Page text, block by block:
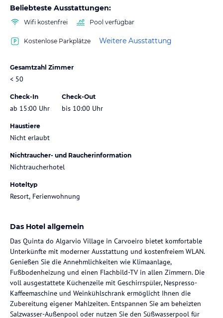
Beliebteste Ausstattungen:
Wifi kostenfrei Pool verfügbar
Kostenlose Parkplätze Weitere Ausstattung
Gesamtzahl Zimmer
< 50
Check-In
ab 15:00 Uhr
Check-Out
bis 10:00 Uhr
Haustiere
Nicht erlaubt
Nichtraucher- und Raucherinformation
Nichtraucherhotel
Hoteltyp
Resort, Ferienwohnung
Das Hotel allgemein
Das Quinta do Algarvio Village in Carvoeiro bietet komfortable
Unterkünfte mit moderner Ausstattung und kostenfreiem WLAN.
Genießen Sie die Annehmlichkeiten wie Klimaanlage,
Fußbodenheizung und einen Flachbild-TV in allen Zimmern. Die
voll ausgestattete Küchenzeile mit Geschirrspüler, Nespresso-
Kaffeemaschine und Weinkühlschrank ermöglicht Ihnen die
Zubereitung eigener Mahlzeiten. Entspannen Sie am beheizten
Salzwasser-Außenpool oder nutzen Sie den Süßwasserpool für